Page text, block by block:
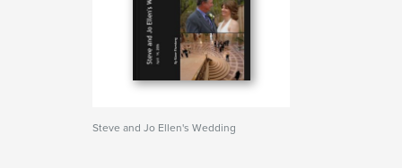
Steve and Jo Ellen's Wedding